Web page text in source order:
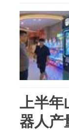
上半年
器人产